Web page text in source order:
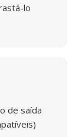
lo
de saída